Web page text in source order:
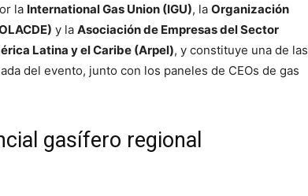
la International Gas Union (IGU), la Organización
y la Asociación de Empresas del Sector
Latina y el Caribe (Arpel), y constituye una de las
del evento, junto con los paneles de CEOs de gas
gasífero regional